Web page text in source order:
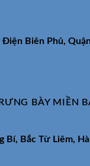
Biên Phủ,
BÀY MIỀN
Bí, Bắc Từ Liêm,